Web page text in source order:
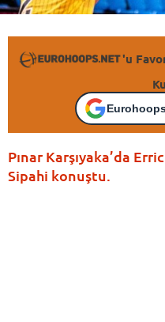
'u
Pınar Karşıyaka’da
Sipahi konuştu.